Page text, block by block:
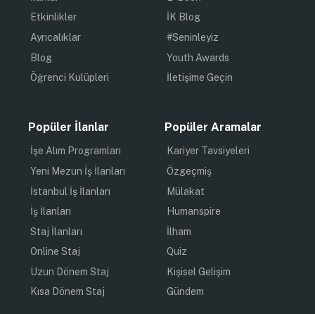
Etkinlikler
Ayrıcalıklar
Blog
Öğrenci Kulüpleri
İK Blog
#Seninleyiz
Youth Awards
İletişime Geçin
Popüler İlanlar
İşe Alım Programları
Yeni Mezun İş İlanları
İstanbul İş İlanları
İş İlanları
Staj İlanları
Online Staj
Uzun Dönem Staj
Kısa Dönem Staj
Popüler Aramalar
Kariyer Tavsiyeleri
Özgeçmiş
Mülakat
Humanspire
İlham
Quiz
Kişisel Gelişim
Gündem